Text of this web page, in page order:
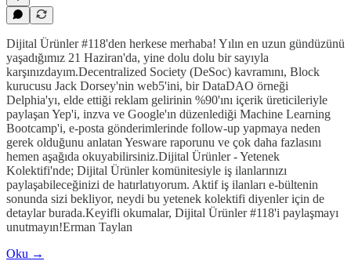
Dijital Ürünler #118'den herkese merhaba! Yılın en uzun gündüzünü
yaşadığımız 21 Haziran'da, yine dolu dolu bir sayıyla
karşınızdayım.Decentralized Society (DeSoc) kavramını, Block
kurucusu Jack Dorsey'nin web5'ini, bir DataDAO örneği
Delphia'yı, elde ettiği reklam gelirinin %90'ını içerik üreticileriyle
paylaşan Yep'i, inzva ve Google'ın düzenlediği Machine Learning
Bootcamp'i, e-posta gönderimlerinde follow-up yapmaya neden
gerek olduğunu anlatan Yesware raporunu ve çok daha fazlasını
hemen aşağıda okuyabilirsiniz.Dijital Ürünler - Yetenek
Kolektifi'nde; Dijital Ürünler komünitesiyle iş ilanlarınızı
paylaşabileceğinizi de hatırlatıyorum. Aktif iş ilanları e-bültenin
sonunda sizi bekliyor, neydi bu yetenek kolektifi diyenler için de
detaylar burada.Keyifli okumalar, Dijital Ürünler #118'i paylaşmayı
unutmayın!Erman Taylan
Oku →